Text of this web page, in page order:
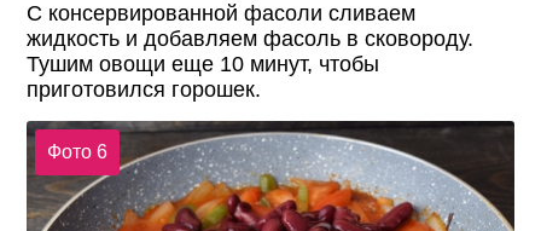
С консервированной фасоли сливаем
жидкость и добавляем фасоль в сковороду.
Тушим овощи еще 10 минут, чтобы
приготовился горошек.
Фото 6